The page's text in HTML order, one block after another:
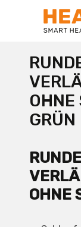
OHNE
GRÜN
OHNE